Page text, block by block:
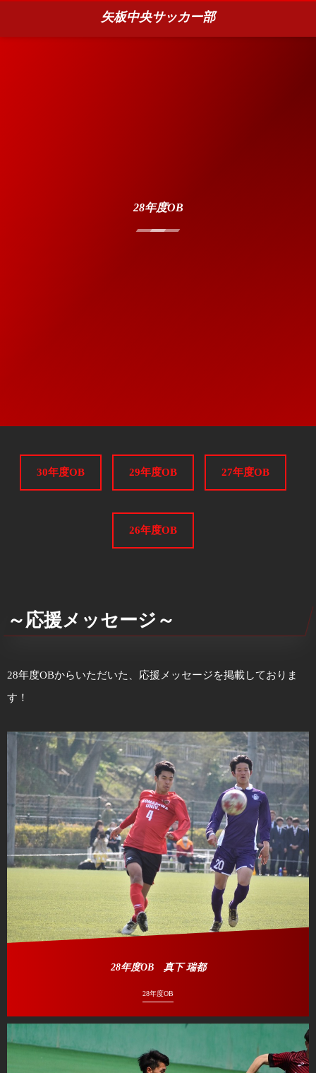
矢板中央サッカー部
28年度OB
30年度OB 29年度OB 27年度OB
26年度OB
～応援メッセージ～
28年度OBからいただいた、応援メッセージを掲載しておりま
す！
28年度OB 真下 瑞都
28年度OB